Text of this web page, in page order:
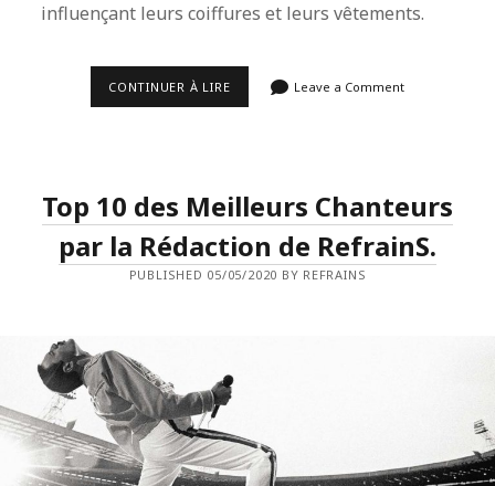
influençant leurs coiffures et leurs vêtements.
CONTINUER À LIREASTRID
Leave a Comment
Top 10 des Meilleurs Chanteurs
par la Rédaction de RefrainS.
PUBLISHED 05/05/2020 BY REFRAINS